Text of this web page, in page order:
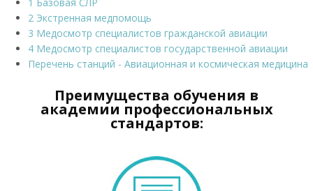
1 Базовая СЛР
2 Экстренная медпомощь
3 Медосмотр специалистов гражданской авиации
4 Медосмотр специалистов государственной авиации
Перечень станций - Авиационная и космическая медицина
Преимущества обучения в
академии профессиональных
стандартов: